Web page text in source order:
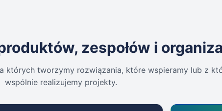
zespołów i
których tworzymy rozwiązania, które wspieramy lub z
wspólnie realizujemy projekty.